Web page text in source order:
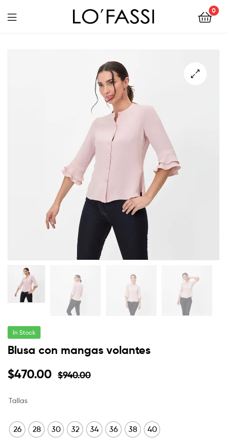
0
In Stock
Blusa con mangas volantes
$940.00
$470.00
Tallas
26 28 30 32 34 36 38 40